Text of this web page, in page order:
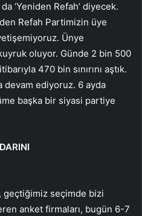
‘Yeniden Refah’ diyecek.
Refah Partimizin üye
Ünye
oluyor. Günde 2 bin 500
470 bin sınırını aştık.
devam ediyoruz. 6 ayda
başka bir siyasi partiye
geçtiğimiz seçimde bizi
anket firmaları, bugün 6-7